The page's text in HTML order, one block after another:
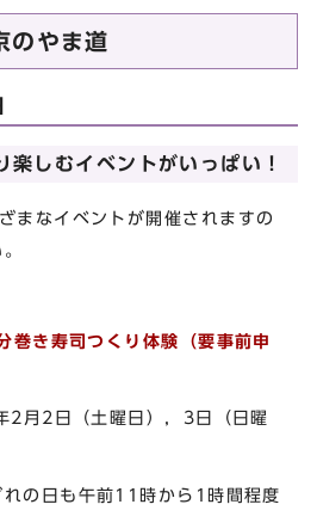
のやま道
楽しむイベントがいっぱい！
まなイベントが開催されますの
巻き寿司つくり体験（要事前申
2日（土曜日），3日（日曜
前11時から1時間程度